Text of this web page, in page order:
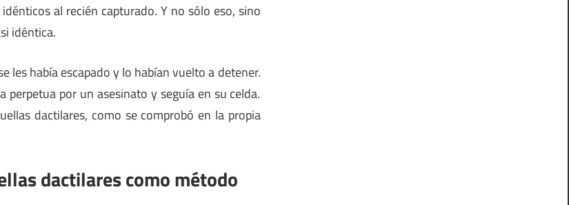
al recién capturado. Y no sólo eso, sino
idéntica.
les había escapado y lo habían vuelto a detener.
por un asesinato y seguía en su celda.
dactilares, como se comprobó en la propia
dactilares como método